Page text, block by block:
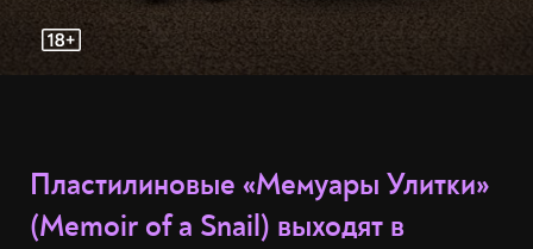
Пластилиновые «Мемуары Улитки»
(Memoir of a Snail) выходят в